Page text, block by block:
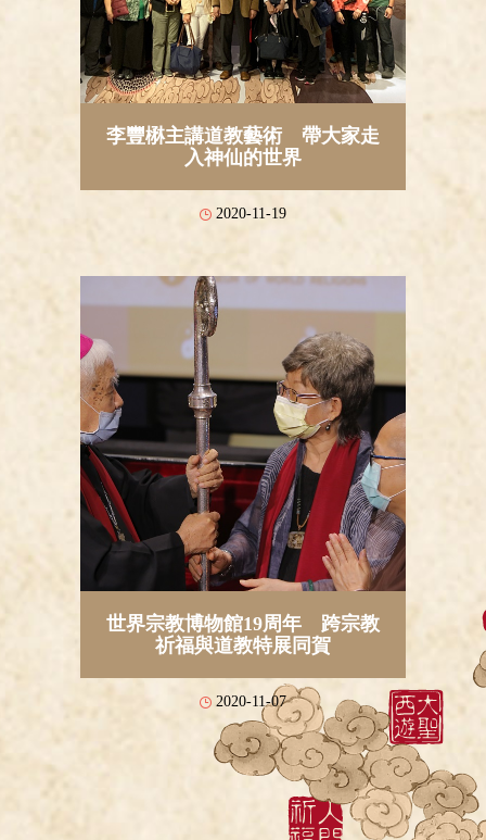
李豐楙主講道教藝術 帶大家走
入神仙的世界
2020-11-19
世界宗教博物館19周年 跨宗教
祈福與道教特展同賀
2020-11-07